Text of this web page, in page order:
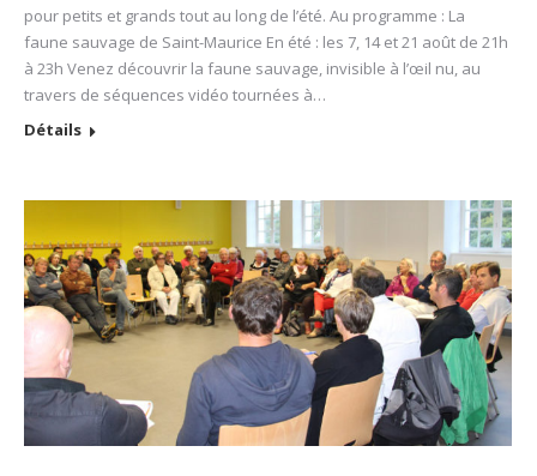
pour petits et grands tout au long de l’été. Au programme : La
faune sauvage de Saint-Maurice En été : les 7, 14 et 21 août de 21h
à 23h Venez découvrir la faune sauvage, invisible à l’œil nu, au
travers de séquences vidéo tournées à…
Détails